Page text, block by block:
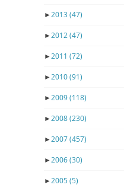
►2013 (47)
►2012(47)
►2011 (72)
►2010(91)
►2009(118)
►2008(230)
►2007(457)
►2006(30)
►2005(5)